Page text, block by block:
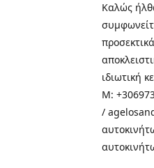
Καλώς
ιδιωτική
M:
/